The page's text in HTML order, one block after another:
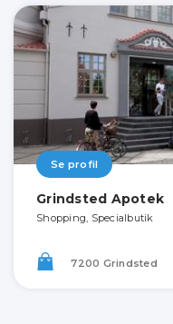
Se profil
Grindsted Apotek
Shopping, Specialbutik
7200 Grindsted